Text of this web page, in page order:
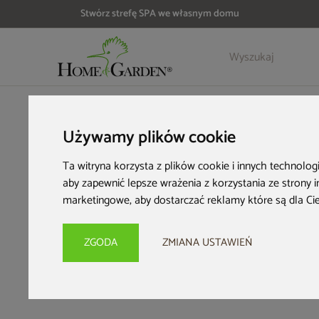
Używamy plików cookie
Ta witryna korzysta z plików cookie i innych
aby zapewnić lepsze wrażenia z korzystania ze strony
marketingowe,aby dostarczać reklamy które są dla
ZGODA ZMIANA USTAWIEŃ
Stwórz strefę SPA we własnym domu